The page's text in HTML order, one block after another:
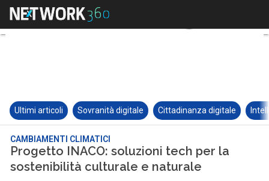
Ultimi articoli Sovranità digitale Cittadinanza digitale
CAMBIAMENTI CLIMATICI
Progetto INACO: soluzioni tech per la
sostenibilità culturale e naturale